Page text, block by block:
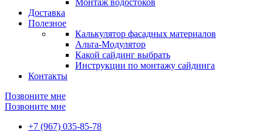
Монтаж водостоков
Доставка
Полезное
Калькулятор фасадных материалов
Альта-Модулятор
Какой сайдинг выбрать
Инструкции по монтажу сайдинга
Контакты
Позвоните мне
Позвоните мне
+7 (967) 035-85-78